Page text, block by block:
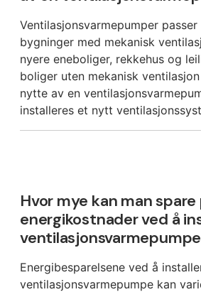
Ventilasjonsvarmepumper
bygninger med mekanisk
nyere eneboliger, rekkehus og
boliger uten mekanisk
nytte av en
installeres et nytt
Hvor mye kan man spare
energikostnader ved å
Energibesparelsene ved å
ventilasjonsvarmepumpe kan